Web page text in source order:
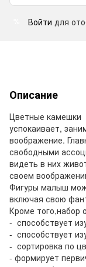
Войти для
Описание
Цветные камешки
успокаивает,
воображение.
свободными
видеть в них
своем
Фигуры малыш
включая свою
Кроме того,набор
- способствует
- способствует
- сортировка по
- формирует